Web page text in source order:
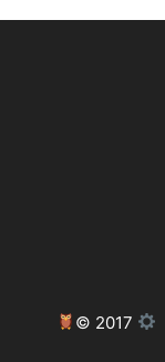
© 2017